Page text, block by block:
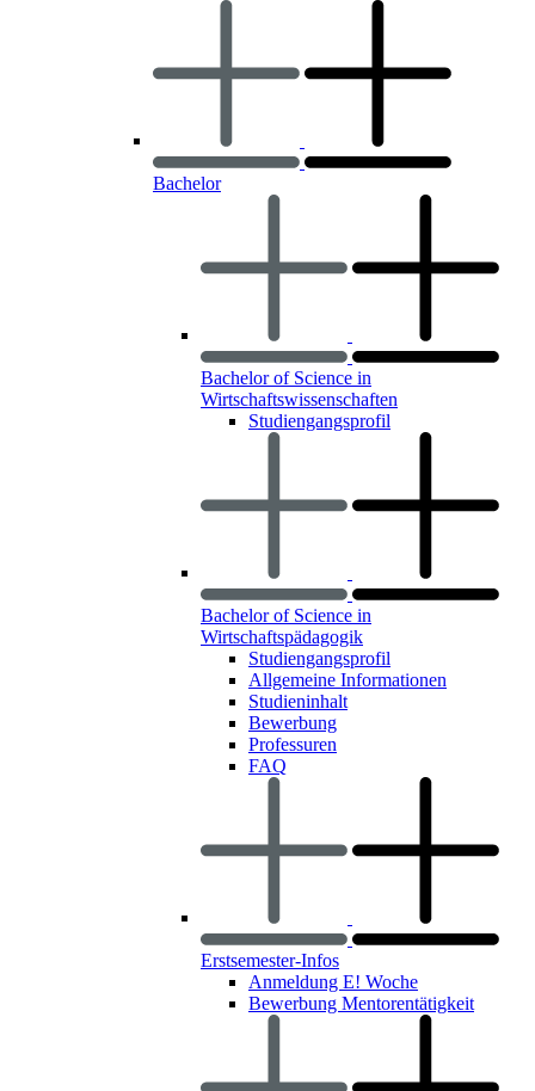
Bachelor
Bachelor of Science in
Wirtschaftswissenschaften
Studiengangsprofil
Bachelor of Science in
Wirtschaftspädagogik
Studiengangsprofil
Allgemeine Informationen
Studieninhalt
Bewerbung
Professuren
FAQ
Erstsemester-Infos
Anmeldung E! Woche
Bewerbung Mentorentätigkeit